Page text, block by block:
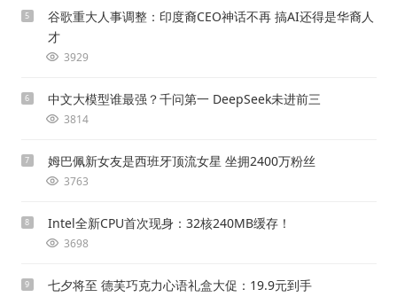
5
谷歌重大人事调整：印度裔CEO神话不再 搞AI还得是华裔人
才
3929
6 中文大模型谁最强？千问第一 DeepSeek未进前三
3814
7 姆巴佩新女友是西班牙顶流女星 坐拥2400万粉丝
3763
8 Intel全新CPU首次现身：32核240MB缓存！
3698
9 七夕将至 德芙巧克力心语礼盒大促：19.9元到手